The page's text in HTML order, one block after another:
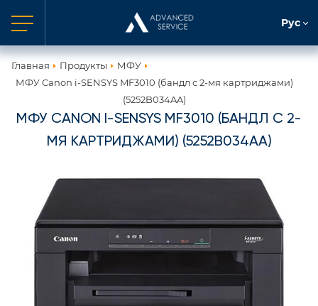
Рус
Главная Продукты
МФУ
МФУ Canon i-SENSYS MF3010 (бандл с 2-мя картриджами)
(5252B034AA)
МФУ CANON I-SENSYS MF3010 (БАНДЛ С 2-
МЯ КАРТРИДЖАМИ) (5252B034AA)